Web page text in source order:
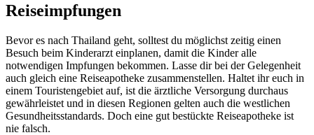
Reiseimpfungen
Bevor es nach Thailand geht, solltest du möglichst zeitig einen
Besuch beim Kinderarzt einplanen, damit die Kinder alle
notwendigen Impfungen bekommen. Lasse dir bei der Gelegenheit
auch gleich eine Reiseapotheke zusammenstellen. Haltet ihr euch in
einem Touristengebiet auf, ist die ärztliche Versorgung durchaus
gewährleistet und in diesen Regionen gelten auch die westlichen
Gesundheitsstandards. Doch eine gut bestückte Reiseapotheke ist
nie falsch.